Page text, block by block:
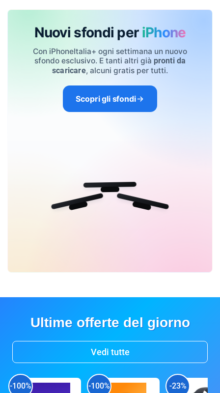
Nuovi sfondi per iPhone
Con iPhoneItalia+ ogni settimana un nuovo
sfondo esclusivo. E tanti altri già pronti da
scaricare, alcuni gratis per tutti.
Scopri gli sfondi
Ultime offerte del giorno
Vedi tutte
-100% -100% -23%